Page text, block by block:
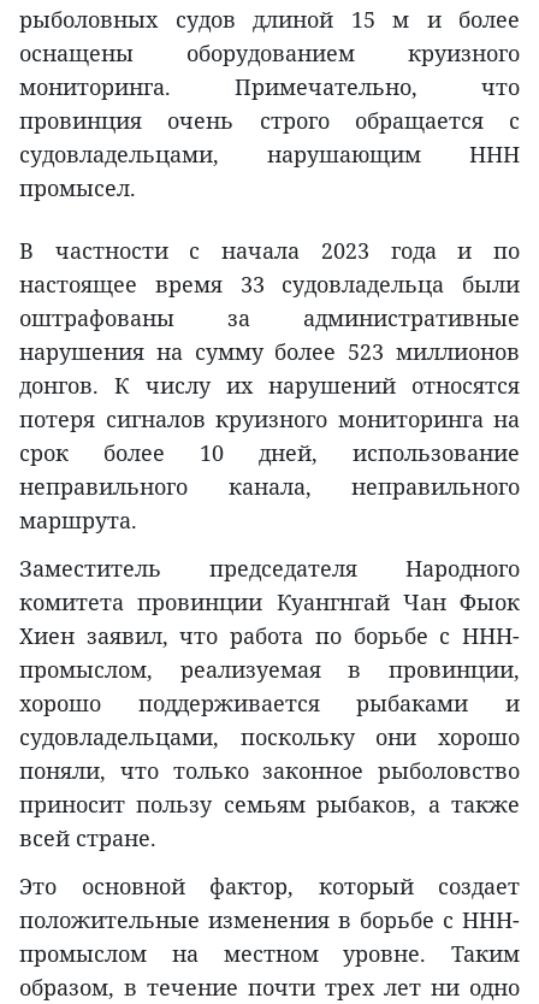
рыболовных судов длиной 15 м и более
оснащены оборудованием круизного
мониторинга. Примечательно, что
провинция очень cтрого обращается с
судовладельцами, нарушающим ННН
промысел.
В частности с начала 2023 года и по
настоящее время 33 судовладельца были
оштрафованы за административные
нарушения на сумму более 523 миллионов
донгов. К числу их нарушений относятся
потеря сигналов круизного мониторинга на
срок более 10 дней, использование
неправильного канала, неправильного
маршрута.
Заместитель председателя Народного
комитета провинции Куангнгай Чан Фыок
Хиен заявил, что работа по борьбе с ННН-
промыслом, реализуемая в провинции,
хорошо поддерживается рыбаками и
судовладельцами, поскольку они хорошо
поняли, что только законное рыболовство
приносит пользу семьям рыбаков, а также
всей стране.
Это основной фактор, который создает
положительные изменения в борьбе с ННН-
промыслом на местном уровне. Таким
образом, в течение почти трех лет ни одно